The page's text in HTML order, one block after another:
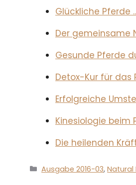
Glückliche Pferde
Der gemeinsame
Gesunde Pferde
Detox-Kur für das
Erfolgreiche
Kinesiologie beim
Die heilenden
Kategorien
Ausgabe 2016-03,Natural